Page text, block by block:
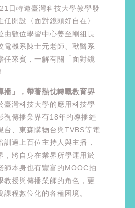
日特邀臺灣科技大學教學發
任開設〈面對鏡頭好自在〉
由數位學習中心姜至剛組長
電機系陳士元老師、獸醫系
任來賓，一解有關「面對鏡
播」，帶著熱忱轉戰教育界
臺灣科技大學的應用科技學
視傳播業界有18年的導播經
台、東森購物台與TVBS等電
訓過上百位主持人與主播，
，將自身在業界所學運用於
師本身也有豐富的MOOC拍
教授與傳播業師的角色，更
程數位化的各種困境。